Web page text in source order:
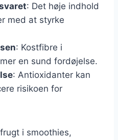
: Det høje indhold
med at styrke
: Kostfibre i
en sund fordøjelse.
: Antioxidanter kan
risikoen for
i smoothies,